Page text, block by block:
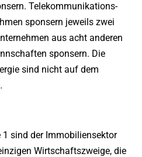
Telekommunikations-
sponsern jeweils zwei
aus acht anderen
sponsern. Die
sind nicht auf dem
sind der Immobiliensektor
Wirtschaftszweige, die